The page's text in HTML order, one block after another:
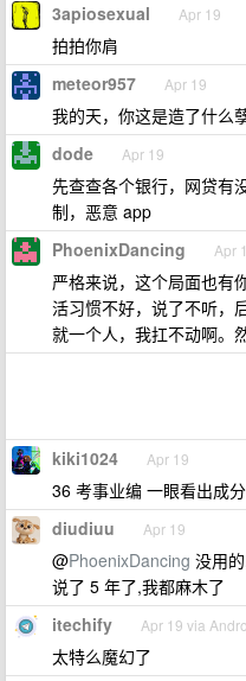
3apiosexual Apr 19
拍拍你肩
meteor957 Apr 19
我的天，你这是造了什么
dode Apr 19
先查查各个银行，网贷有
制，恶意 app
PhoenixDancing Apr
严格来说，这个局面也有
活习惯不好，说了不听，
就一个人，我扛不动啊。
kiki1024 Apr 19
36 考事业编 一眼看出成分
diudiuu Apr 19
@PhoenixDancing 没用
说了 5 年了,我都麻木了
itechify Apr 19 via
太特么魔幻了